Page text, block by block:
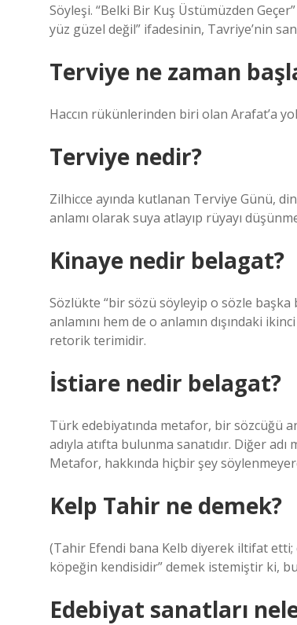
Söyleşi. “Belki Bir Kuş Üstümüzden
yüz güzel değil” ifadesinin, Tavriye’nin
Terviye ne zaman
Haccın rükünlerinden biri olan Arafat’a
Terviye nedir?
Zilhicce ayında kutlanan Terviye Günü,
anlamı olarak suya atlayıp rüyayı
Kinaye nedir belagat?
Sözlükte “bir sözü söyleyip o sözle başka
anlamını hem de o anlamın dışındaki
retorik terimidir.
İstiare nedir belagat?
Türk edebiyatında metafor, bir sözcüğü
adıyla atıfta bulunma sanatıdır. Diğer
Metafor, hakkında hiçbir şey
Kelp Tahir ne demek?
(Tahir Efendi bana Kelb diyerek iltifat
köpeğin kendisidir” demek istemiştir ki,
Edebiyat sanatları